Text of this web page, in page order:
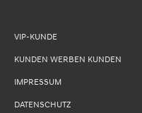
VIP-KUNDE
KUNDEN WERBEN KUNDEN
IMPRESSUM
DATENSCHUTZ